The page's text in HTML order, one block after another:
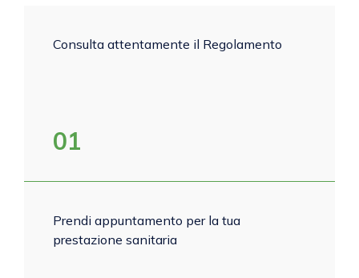
Consulta attentamente il Regolamento
01
Prendi appuntamento per la tua
prestazione sanitaria